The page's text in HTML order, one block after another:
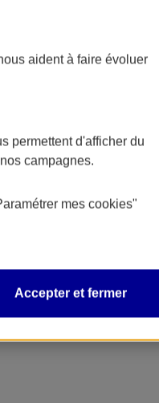
aident à faire évoluer
permettent d'afficher du
campagnes.
mes cookies"
Accepter et fermer